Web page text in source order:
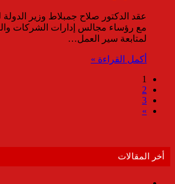
عقد الدكتور صلاح جمبلاط وزير الدولة
مع رؤساء مجالس إدارات الشركات
لمتابعة سير العمل…
أكمل القراءة »
1
2
3
»
أخر المقالات